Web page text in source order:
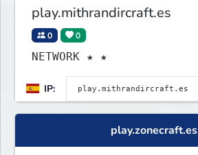
play.mithrandircraft.es
0 0
NETWORK ★ ★
IP:
play.zonecraft.es